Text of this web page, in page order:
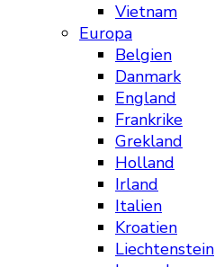
Vietnam
Europa
Belgien
Danmark
England
Frankrike
Grekland
Holland
Irland
Italien
Kroatien
Liechtenstein